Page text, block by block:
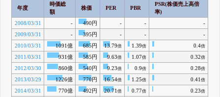
年度
時価総
額
株価 PER PBR
PSR(株価売上高倍
率)
2008/03/31
- 490円 - -
-
2009/03/31
- 395円 - -
-
2010/03/31
1091億 685円 13.79倍 1.39倍 0.4倍
2011/03/31 931億 585円 9.63倍 1.07倍 0.32倍
2012/03/30 860億 540円 9.23倍 0.9倍 0.28倍
2013/03/29 1226億 770円 16.54倍 1.25倍 0.41 倍
2014/03/31 770億 492円 20.71 倍 0.77倍 0.23倍